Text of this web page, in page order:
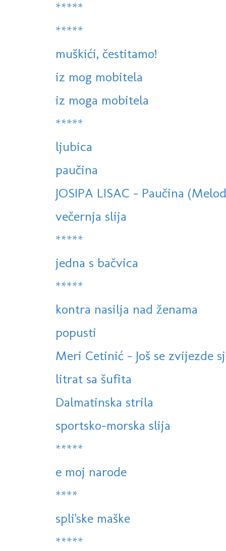
*****
*****
muškići, čestitamo!
iz mog mobitela
iz moga mobitela
*****
ljubica
paučina
JOSIPA LISAC - Paučina
večernja slija
*****
jedna s bačvica
*****
kontra nasilja nad ženama
popusti
Meri Cetinić - Još se zvijezde
litrat sa šufita
Dalmatinska strila
sportsko-morska slija
*****
e moj narode
****
spli'ske maške
*****